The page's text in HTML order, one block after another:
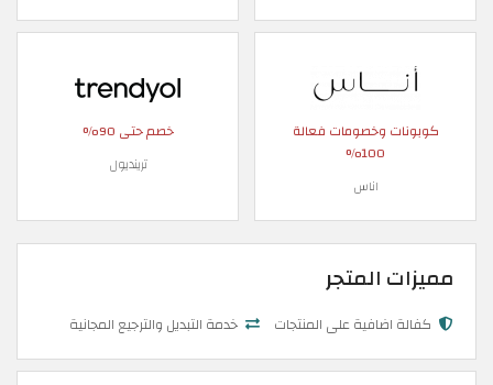
كوبونات وخصومات فعالة
100%
اناس
خصم حتى 90%
ترينديول
مميزات المتجر
كفالة اضافية على المنتجات خدمة التبديل والترجيع المجانية